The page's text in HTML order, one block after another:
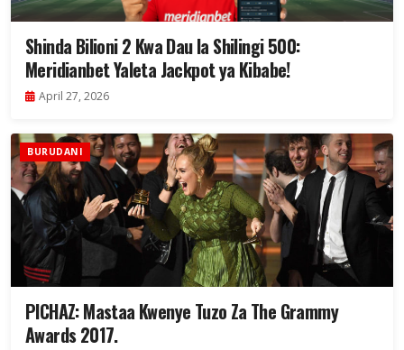
Shinda Bilioni 2 Kwa Dau la Shilingi 500:
Meridianbet Yaleta Jackpot ya Kibabe!
April 27, 2026
BURUDANI
PICHAZ: Mastaa Kwenye Tuzo Za The Grammy
Awards 2017.